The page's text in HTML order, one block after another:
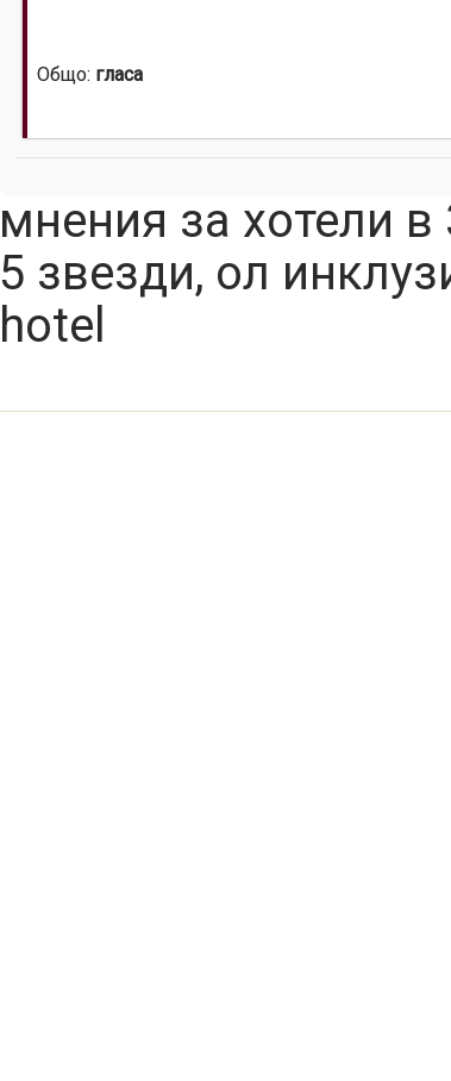
Общо: гласа
мнения за хотели
5 звезди, ол
hotel